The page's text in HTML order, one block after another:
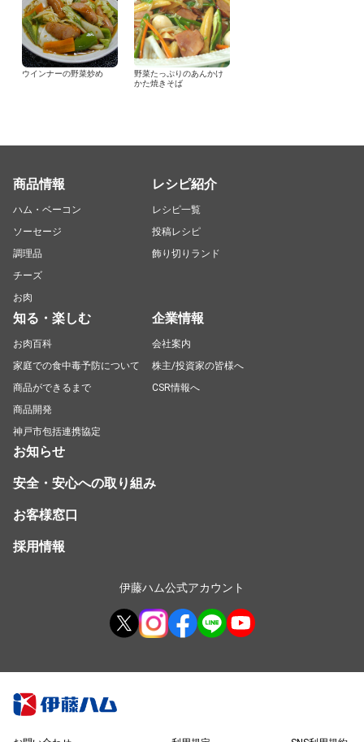
ウインナーの野菜炒め
野菜たっぷりのあんかけ
かた焼きそば
商品情報
ハム・ベーコン
ソーセージ
調理品
チーズ
お肉
レシピ紹介
レシピ一覧
投稿レシピ
飾り切りランド
知る・楽しむ
お肉百科
家庭での食中毒予防について
商品ができるまで
商品開発
神戸市包括連携協定
企業情報
会社案内
株主/投資家の皆様へ
CSR情報へ
お知らせ
安全・安心への取り組み
お客様窓口
採用情報
伊藤ハム公式アカウント